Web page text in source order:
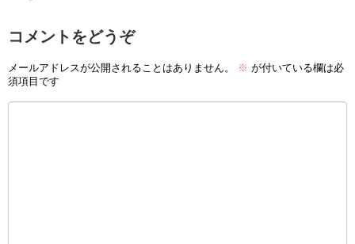
コメントをどうぞ
メールアドレスが公開されることはありません。 ※ が付いている欄は必
須項目です